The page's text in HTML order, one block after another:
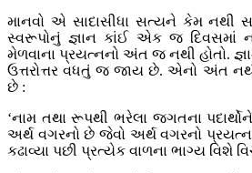
માનવો એ સાદાસીધા સત્યને કેમ નથી
સ્વરૂપોનું જ્ઞાન કાંઈ એક જ
મેળવાના પ્રયત્નનો અંત જ નથી હોતો.
ઉત્તરોત્તર વધતું જ જાય છે. એનો અંત
છે :
‘નામ તથા રૂપથી ભરેલા જગતના
અર્થ વગરનો છે જેવો અર્થ વગરનો પ્રયત્ન
કઢાવ્યા પછી પ્રત્યેક વાળના ભાગ્ય વિશે